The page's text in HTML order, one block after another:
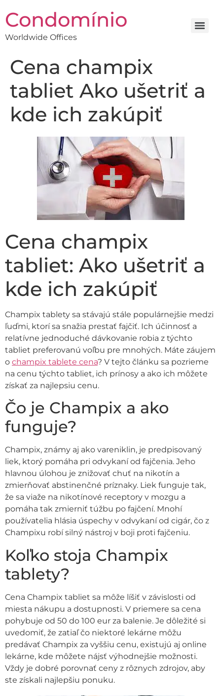
Condomínio
Worldwide Offices
Cena champix
tabliet Ako ušetriť a
kde ich zakúpiť
Cena champix
tabliet: Ako ušetriť a
kde ich zakúpiť
Champix tablety sa stávajú stále populárnejšie medzi
ľuďmi, ktorí sa snažia prestať fajčiť. Ich účinnosť a
relatívne jednoduché dávkovanie robia z týchto
tabliet preferovanú voľbu pre mnohých. Máte záujem
o champix tablete cena? V tejto článku sa pozrieme
na cenu týchto tabliet, ich prínosy a ako ich môžete
získať za najlepsiu cenu.
Čo je Champix a ako
funguje?
Champix, známy aj ako vareniklin, je predpisovaný
liek, ktorý pomáha pri odvykaní od fajčenia. Jeho
hlavnou úlohou je znižovať chuť na nikotín a
zmierňovať abstinenčné príznaky. Liek funguje tak,
že sa viaže na nikotínové receptory v mozgu a
pomáha tak zmierniť túžbu po fajčení. Mnohí
používatelia hlásia úspechy v odvykaní od cigár, čo z
Champixu robí silný nástroj v boji proti fajčeniu.
Koľko stoja Champix
tablety?
Cena Champix tabliet sa môže líšiť v závislosti od
miesta nákupu a dostupnosti. V priemere sa cena
pohybuje od 50 do 100 eur za balenie. Je dôležité si
uvedomiť, že zatiaľ čo niektoré lekárne môžu
predávať Champix za vyššiu cenu, existujú aj online
lekárne, kde môžete nájsť výhodnejšie možnosti.
Vždy je dobré porovnať ceny z rôznych zdrojov, aby
ste získali najlepšiu ponuku.